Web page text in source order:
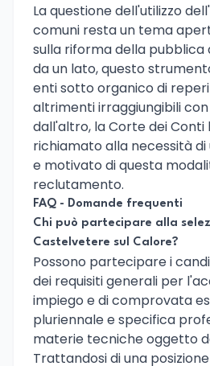
La questione dell'utilizzo
comuni resta un tema
sulla riforma della pubblica
da un lato, questo
enti sotto organico di
altrimenti irraggiungibili
dall'altro, la Corte dei Conti
richiamato alla necessità di
e motivato di questa
reclutamento.
FAQ - Domande frequenti
Chi può partecipare alla
Castelvetere sul Calore?
Possono partecipare i
dei requisiti generali per
impiego e di comprovata
pluriennale e specifica
materie tecniche oggetto
Trattandosi di una